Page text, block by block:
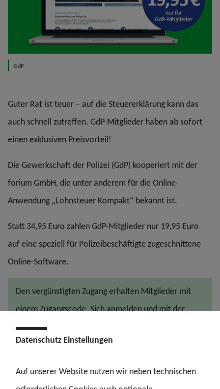
GdP
Guter Rat ist teuer – auf die Steuererklärung kann das
auch schnell zutreffen. GdP-Mitglieder haben ab sofort
einen exklusiven Preisvorteil!
Die Gewerkschaft der Polizei (GdP) kooperiert mit der
forium GmbH, die unter anderem für die Online-
Anwendung „Lohnsteuer Kompakt“ bekannt ist.
Statt 34,95 Euro zahlen GdP-Mitglieder nur 19,95 Euro
auf eine speziell für Polizeibeschäftigte zugeschnittene
Online-Software.
Den vergünstigten Zugang erhalten Mitglieder mit
einem Zugangscode. Sich anmelden und mit der
Steuererklärung loslegen, kann man unter
www.Steuererklaerung-Polizei.de
Datenschutz Einstellungen
Auf unserer Website nutzen wir neben technischen